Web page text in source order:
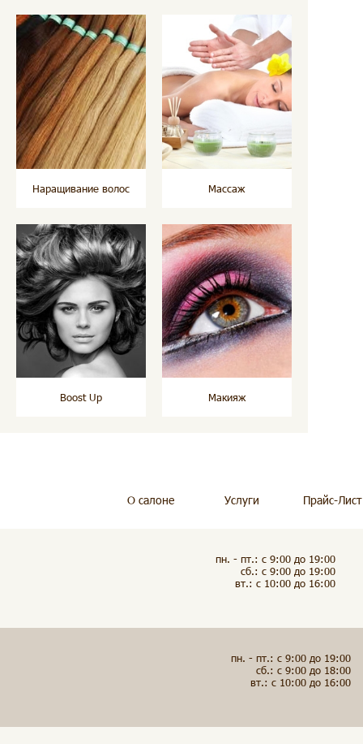
Наращивание волос Массаж
Boost Up Макияж
О салоне Услуги Прайс-Лист
пн. - пт.: с 9:00 до 19:00
сб.: с 9:00 до 19:00
вт.: с 10:00 до 16:00
пн. - пт.: с 9:00 до 19:00
сб.: с 9:00 до 18:00
вт.: с 10:00 до 16:00